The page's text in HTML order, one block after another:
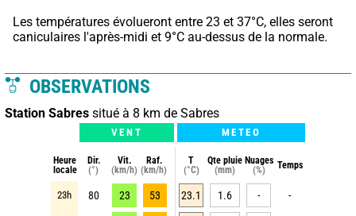
Les températures évolueront entre 23 et 37°C, elles seront
caniculaires l'après-midi et 9°C au-dessus de la normale.
OBSERVATIONS
Station Sabres situé à 8 km de Sabres
VENT METEO
Heure
locale
Dir.
(°)
Vit.
(km/h)
Raf.
(km/h)
T
(°C)
Qte pluie
(mm)
Nuages
(%)
Temps
23h 80 23 53 23.1 1.6 - -